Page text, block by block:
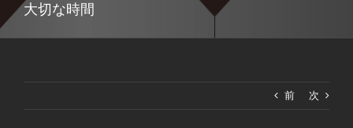
大切な時間
前 次